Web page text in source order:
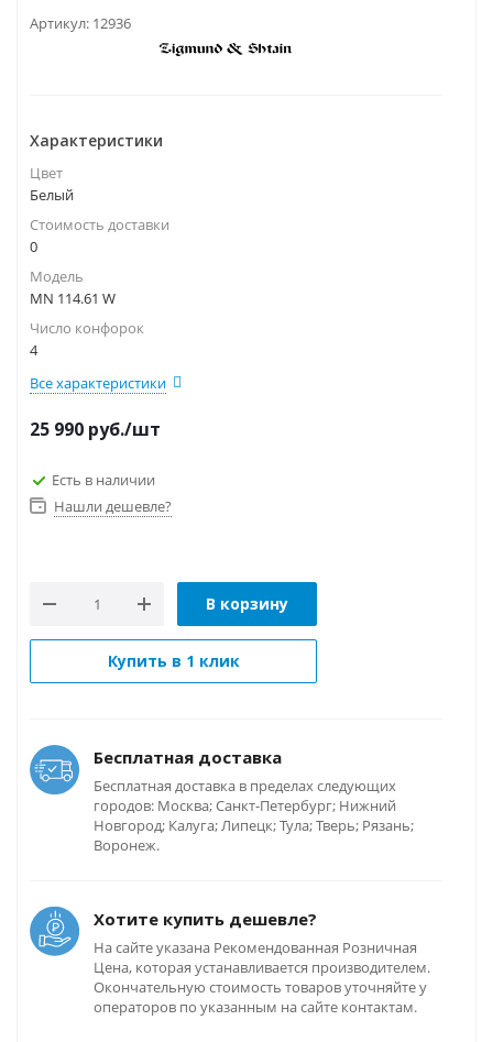
Артикул: 12936
Характеристики
Цвет
Белый
Стоимость доставки
0
Модель
MN 114.61 W
Число конфорок
4
Все характеристики
25 990 руб./шт
Есть в наличии
Нашли дешевле?
В корзину
Купить в 1 клик
Бесплатная доставка
Бесплатная доставка в пределах следующих
городов: Москва; Санкт-Петербург; Нижний
Новгород; Калуга; Липецк; Тула; Тверь; Рязань;
Воронеж.
Хотите купить дешевле?
На сайте указана Рекомендованная Розничная
Цена, которая устанавливается производителем.
Окончательную стоимость товаров уточняйте у
операторов по указанным на сайте контактам.